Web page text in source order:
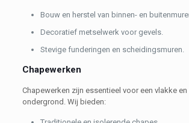
Bouw en herstel van binnen- en
Decoratief metselwerk voor gevels.
Stevige funderingen en scheidingsmuren.
Chapewerken
Chapewerken zijn essentieel voor een vlakke
ondergrond. Wij bieden: